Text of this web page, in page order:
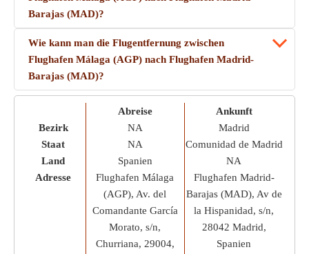
Barajas (MAD)?
Wie kann man die Flugentfernung zwischen
Flughafen Málaga (AGP) nach Flughafen Madrid-
Barajas (MAD)?
Bezirk
Staat
Land
Adresse
Abreise
NA
NA
Spanien
Flughafen Málaga
(AGP), Av. del
Comandante García
Morato, s/n,
Churriana, 29004,
Ankunft
Madrid
Comunidad de Madrid
NA
Flughafen Madrid-
Barajas (MAD), Av de
la Hispanidad, s/n,
28042 Madrid,
Spanien